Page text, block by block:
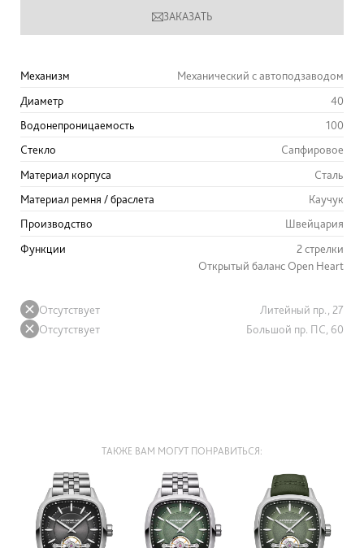
ЗАКАЗАТЬ
Механизм
Механический с автоподзаводом
Диаметр
40
Водонепроницаемость
100
Стекло
Сапфировое
Материал корпуса
Сталь
Материал ремня / браслета
Каучук
Производство
Швейцария
Функции
2 стрелки
Открытый баланс Open Heart
Отсутствует
Литейный пр., 27
Отсутствует
Большой пр. ПС, 60
ТАКЖЕ ВАМ МОГУТ ПОНРАВИТЬСЯ: